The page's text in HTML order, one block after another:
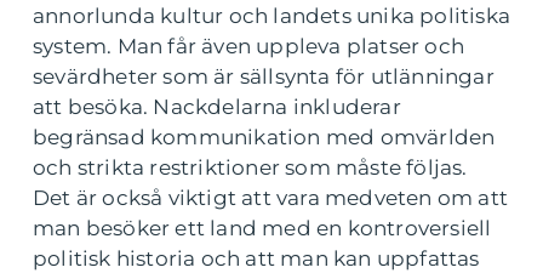
annorlunda kultur och landets unika politiska
system. Man får även uppleva platser och
sevärdheter som är sällsynta för utlänningar
att besöka. Nackdelarna inkluderar
begränsad kommunikation med omvärlden
och strikta restriktioner som måste följas.
Det är också viktigt att vara medveten om att
man besöker ett land med en kontroversiell
politisk historia och att man kan uppfattas